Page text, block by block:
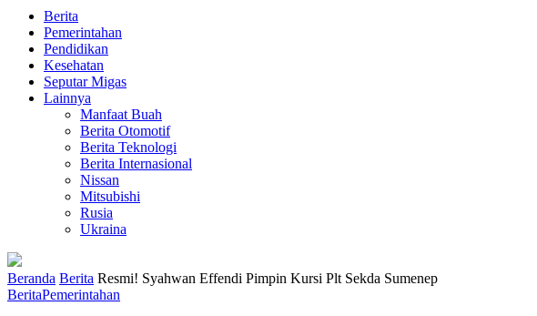
Berita
Pemerintahan
Pendidikan
Kesehatan
Seputar Migas
Lainnya
Manfaat Buah
Berita Otomotif
Berita Teknologi
Berita Internasional
Nissan
Mitsubishi
Rusia
Ukraina
Beranda Berita Resmi! Syahwan Effendi Pimpin Kursi Plt Sekda Sumenep
BeritaPemerintahan